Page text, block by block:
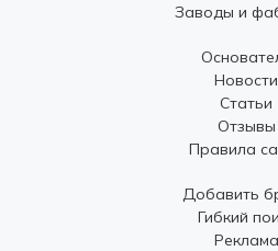
Заводы и
Новости
Статьи
Отзывы
Правила
Добавить
Гибкий
Реклама